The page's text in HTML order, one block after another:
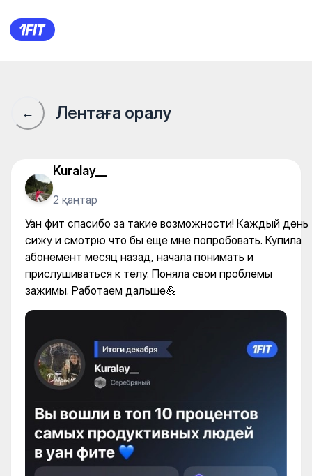
Уан фит спасибо за такие
← Лентаға оралу
Kuralay__
2 қаңтар
Уан фит спасибо за такие возможности! Каждый день
сижу и смотрю что бы еще мне попробовать. Купила
абонемент месяц назад, начала понимать и
прислушиваться к телу. Поняла свои проблемы
зажимы. Работаем дальше💪